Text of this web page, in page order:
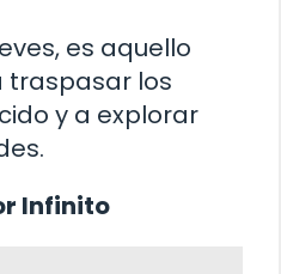
es aquello
traspasar los
y a explorar
Infinito